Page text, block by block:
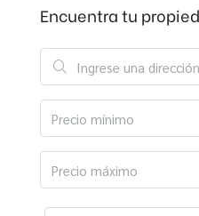
Encuentra tu